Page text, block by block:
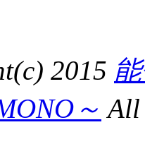
2015
～ All